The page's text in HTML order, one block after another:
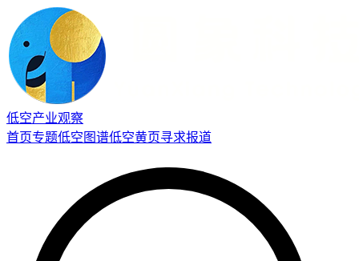
低空产业观察
首页专题低空图谱低空黄页寻求报道